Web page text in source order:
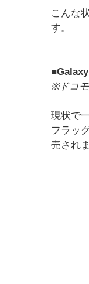
こんな
す。
※ドコ
現状で
フラッ
売され